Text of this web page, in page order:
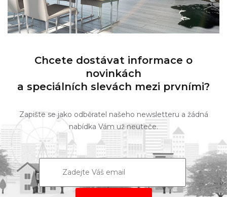
Chcete dostávat informace o
novinkách
a speciálních slevách mezi prvními?
Zapište se jako odběratel našeho newsletteru a žádná
nabídka Vám už neuteče.